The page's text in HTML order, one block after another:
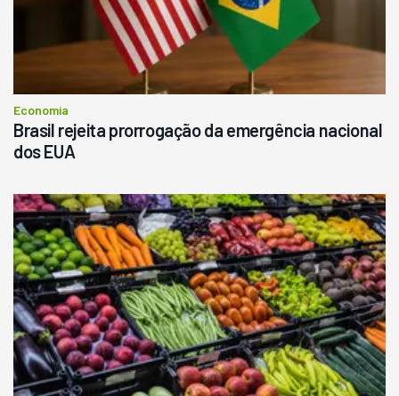
Economia
Brasil rejeita prorrogação da emergência nacional
dos EUA